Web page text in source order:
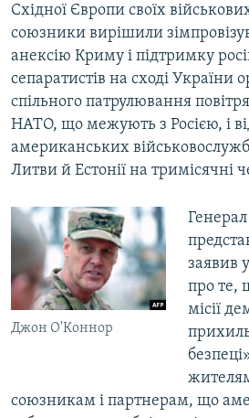
Східної Європи своїх
союзники вирішили
анексію Криму і підтримку
сепаратистів на сході України
спільного патрулювання
НАТО, що межують з Росією, і
американських
Литви й Естонії на тримісячні
Джон О'Коннор
Генерал
заявив
про те,
місії
союзникам і партнерам, що